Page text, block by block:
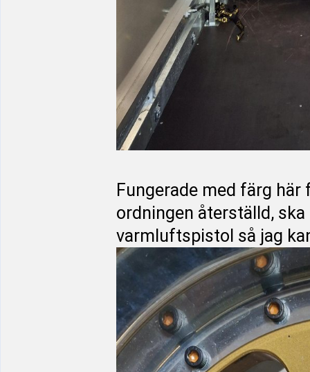
Fungerade med färg
ordningen återställd,
varmluftspistol så jag